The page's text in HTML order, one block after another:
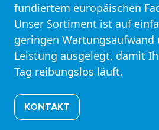
fundiertem europäischen
Unser Sortiment ist auf
geringen
Leistung ausgelegt, damit
Tag reibungslos läuft.
KONTAKT